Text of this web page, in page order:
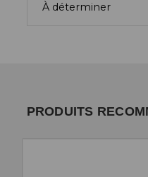
À déterminer
PRODUITS